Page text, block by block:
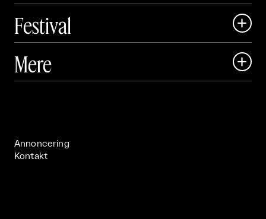
Festival

 Art Matter Festival
Mere 
Annoncering
Kontakt